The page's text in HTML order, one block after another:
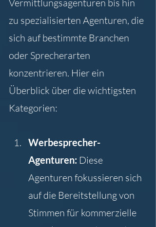
Vermittlungsagenturen bis hin
zu spezialisierten Agenturen, die
sich auf bestimmte Branchen
oder Sprecherarten
konzentrieren. Hier ein
Überblick über die wichtigsten
Kategorien:
Werbesprecher-
Agenturen: Diese
Agenturen fokussieren sich
auf die Bereitstellung von
Stimmen für kommerzielle